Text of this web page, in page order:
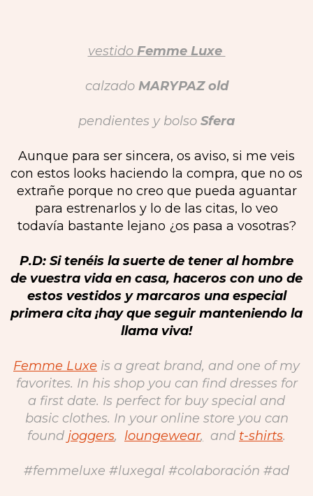
vestido Femme Luxe
calzado MARYPAZ old
pendientes y bolso Sfera
Aunque para ser sincera, os aviso, si me veis
con estos looks haciendo la compra, que no os
extrañe porque no creo que pueda aguantar
para estrenarlos y lo de las citas, lo veo
todavía bastante lejano ¿os pasa a vosotras?
P.D: Si tenéis la suerte de tener al hombre
de vuestra vida en casa, haceros con uno de
estos vestidos y marcaros una especial
primera cita ¡hay que seguir manteniendo la
llama viva!
Femme Luxe is a great brand, and one of my
favorites. In his shop you can find dresses for
a first date. Is perfect for buy special and
basic clothes. In your online store you can
found joggers, loungewear, and t-shirts.
#femmeluxe #luxegal #colaboración #ad